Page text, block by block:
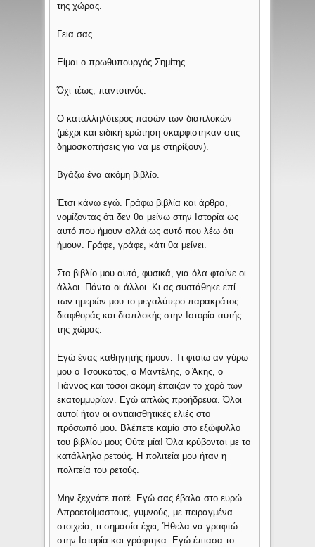
της χώρας.
Γεια σας.
Είμαι ο πρωθυπουργός Σημίτης.
Όχι τέως, παντοτινός.
Ο καταλληλότερος πασών των διαπλοκών
(μέχρι και ειδική ερώτηση σκαρφίστηκαν στις
δημοσκοπήσεις για να με στηρίξουν).
Βγάζω ένα ακόμη βιβλίο.
Έτσι κάνω εγώ. Γράφω βιβλία και άρθρα,
νομίζοντας ότι δεν θα μείνω στην Ιστορία ως
αυτό που ήμουν αλλά ως αυτό που λέω ότι
ήμουν. Γράφε, γράφε, κάτι θα μείνει.
Στο βιβλίο μου αυτό, φυσικά, για όλα φταίνε οι
άλλοι. Πάντα οι άλλοι. Κι ας συστάθηκε επί
των ημερών μου το μεγαλύτερο παρακράτος
διαφθοράς και διαπλοκής στην Ιστορία αυτής
της χώρας.
Εγώ ένας καθηγητής ήμουν. Τι φταίω αν γύρω
μου ο Τσουκάτος, ο Μαντέλης, ο Άκης, ο
Γιάννος και τόσοι ακόμη έπαιζαν το χορό των
εκατομμυρίων. Εγώ απλώς προήδρευα. Όλοι
αυτοί ήταν οι αντιαισθητικές ελιές στο
πρόσωπό μου. Βλέπετε καμία στο εξώφυλλο
του βιβλίου μου; Ούτε μία! Όλα κρύβονται με το
κατάλληλο ρετούς. Η πολιτεία μου ήταν η
πολιτεία του ρετούς.
Μην ξεχνάτε ποτέ. Εγώ σας έβαλα στο ευρώ.
Απροετοίμαστους, γυμνούς, με πειραγμένα
στοιχεία, τι σημασία έχει; Ήθελα να γραφτώ
στην Ιστορία και γράφτηκα. Εγώ έπιασα το